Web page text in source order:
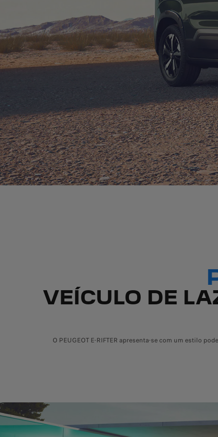
VEÍCULO DE
O PEUGEOT E-RIFTER apresenta-se com um estilo